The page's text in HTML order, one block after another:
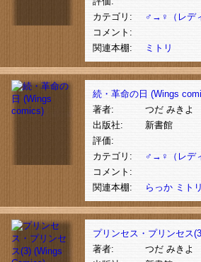
カテゴリ:
♂→♀（レデ
コメント:
関連本棚:
ミトリ
続・革命の日 (Wings
著者:
つだ みきよ
出版社:
新書館
評価:
カテゴリ:
♂→♀（レデ
コメント:
関連本棚:
らっか ミトリ
プリンセス・プリンセス
著者:
つだ みきよ